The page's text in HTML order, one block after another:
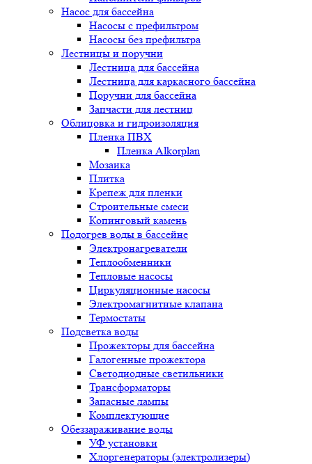
Насос для бассейна
Насосы с префильтром
Насосы без префильтра
Лестницы и поручни
Лестница для бассейна
Лестница для каркасного бассейна
Поручни для бассейна
Запчасти для лестниц
Облицовка и гидроизоляция
Пленка ПВХ
Пленка Alkorplan
Мозаика
Плитка
Крепеж для пленки
Строительные смеси
Копинговый камень
Подогрев воды в бассейне
Электронагреватели
Теплообменники
Тепловые насосы
Циркуляционные насосы
Электромагнитные клапана
Термостаты
Подсветка воды
Прожекторы для бассейна
Галогенные прожектора
Светодиодные светильники
Трансформаторы
Запасные лампы
Комплектующие
Обеззараживание воды
УФ установки
Хлоргенераторы (электролизеры)